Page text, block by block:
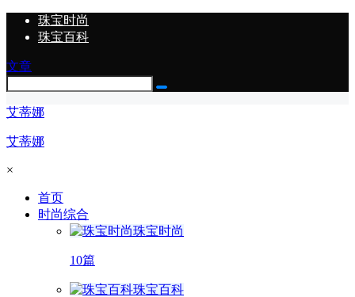
珠宝时尚
珠宝百科
文章
艾蒂娜
艾蒂娜
×
首页
时尚综合
珠宝时尚
10篇
珠宝百科